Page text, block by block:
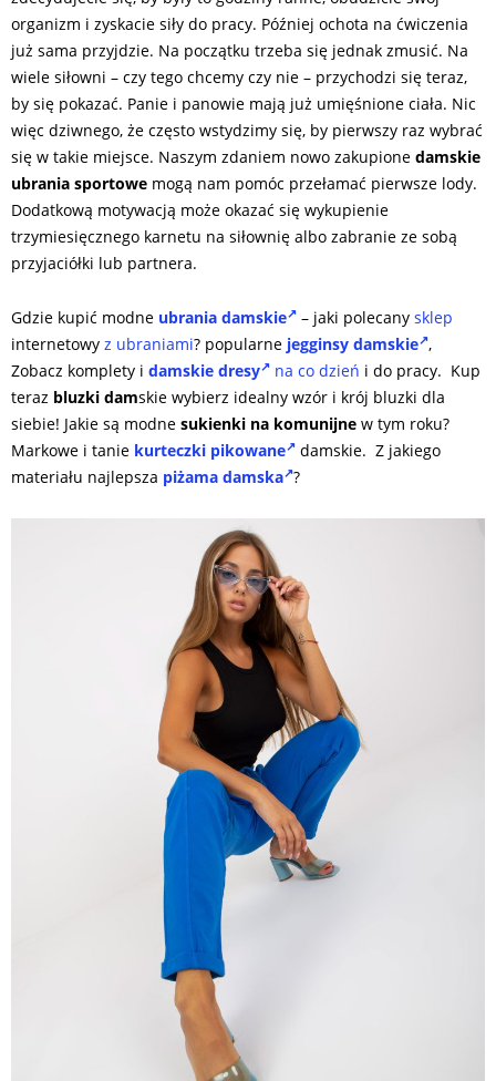
organizm i zyskacie siły do pracy. Później ochota na ćwiczenia
już sama przyjdzie. Na początku trzeba się jednak zmusić. Na
wiele siłowni – czy tego chcemy czy nie – przychodzi się teraz,
by się pokazać. Panie i panowie mają już umięśnione ciała. Nic
więc dziwnego, że często wstydzimy się, by pierwszy raz wybrać
się w takie miejsce. Naszym zdaniem nowo zakupione damskie
ubrania sportowe mogą nam pomóc przełamać pierwsze lody.
Dodatkową motywacją może okazać się wykupienie
trzymiesięcznego karnetu na siłownię albo zabranie ze sobą
przyjaciółki lub partnera.
Gdzie kupić modne ubrania damskie – jaki polecany sklep
internetowy z ubraniami? popularne jegginsy damskie ,
Zobacz komplety i damskie dresy na co dzień i do pracy. Kup
teraz bluzki damskie wybierz idealny wzór i krój bluzki dla
siebie! Jakie są modne sukienki na komunijne w tym roku?
Markowe i tanie kurteczki pikowane
damskie. Z jakiego
materiału najlepsza piżama damska ?